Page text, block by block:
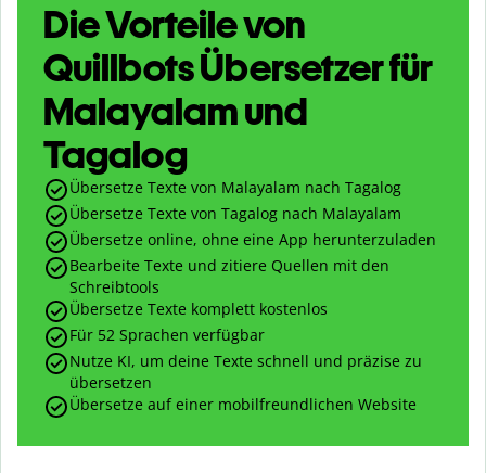
Die Vorteile von
Quillbots Übersetzer für
Malayalam und
Tagalog
Übersetze Texte von Malayalam nach Tagalog
Übersetze Texte von Tagalog nach Malayalam
Übersetze online, ohne eine App herunterzuladen
Bearbeite Texte und zitiere Quellen mit den
Schreibtools
Übersetze Texte komplett kostenlos
Für 52 Sprachen verfügbar
Nutze KI, um deine Texte schnell und präzise zu
übersetzen
Übersetze auf einer mobilfreundlichen Website